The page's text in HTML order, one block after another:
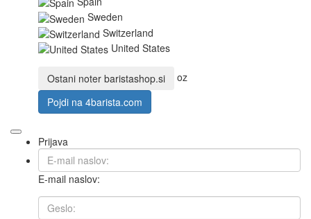
Sweden
Switzerland
United States
Ostani noter baristashop.si
oz
Pojdi na 4barista.com
Prijava
E-mail naslov: